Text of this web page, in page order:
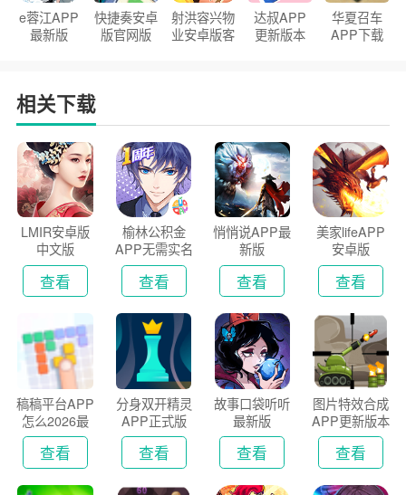
e蓉江APP
最新版
快捷奏安卓
版官网版
射洪容兴物
业安卓版客
达叔APP
更新版本
华夏召车
APP下载
相关下载
LMIR安卓版
中文版
查看
榆林公积金
APP无需实名
认证版
查看
悄悄说APP最
新版
查看
美家lifeAPP
安卓版
查看
稿稿平台APP
怎么2026最
新版
查看
分身双开精灵
APP正式版
查看
故事口袋听听
最新版
查看
图片特效合成
APP更新版本
2026
查看